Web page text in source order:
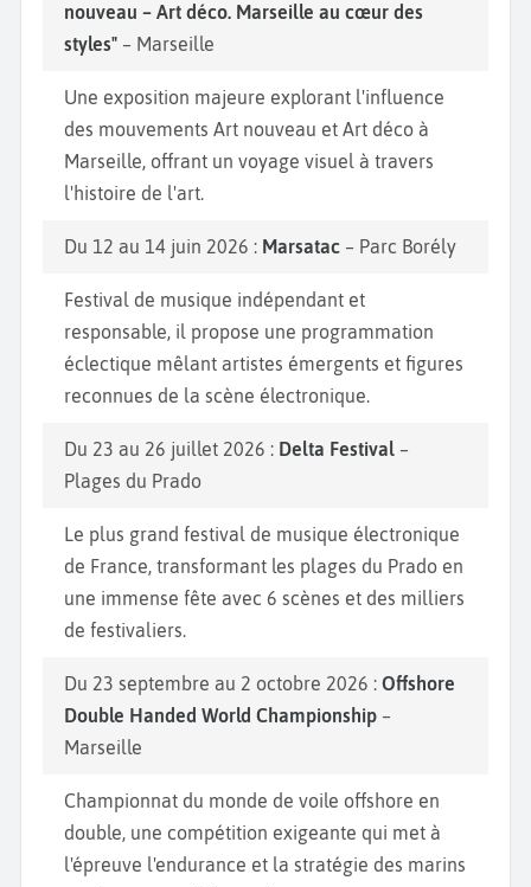
nouveau – Art déco. Marseille au cœur des
styles" – Marseille
Une exposition majeure explorant l'influence
des mouvements Art nouveau et Art déco à
Marseille, offrant un voyage visuel à travers
l'histoire de l'art.
Du 12 au 14 juin 2026 : Marsatac – Parc Borély
Festival de musique indépendant et
responsable, il propose une programmation
éclectique mêlant artistes émergents et figures
reconnues de la scène électronique.
Du 23 au 26 juillet 2026 : Delta Festival –
Plages du Prado
Le plus grand festival de musique électronique
de France, transformant les plages du Prado en
une immense fête avec 6 scènes et des milliers
de festivaliers.
Du 23 septembre au 2 octobre 2026 : Offshore
Double Handed World Championship –
Marseille
Championnat du monde de voile offshore en
double, une compétition exigeante qui met à
l'épreuve l'endurance et la stratégie des marins